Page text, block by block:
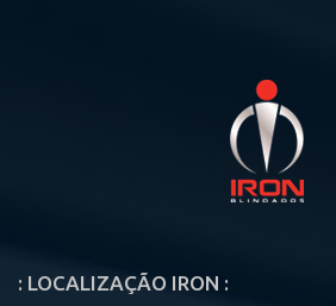
: LOCALIZAÇÃO IRON :